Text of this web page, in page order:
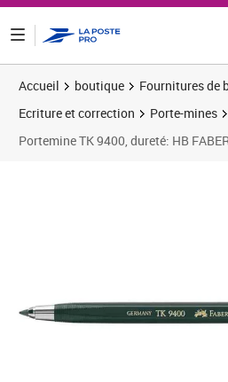
Accueil boutique
Fournitures de
Ecriture et correction
Porte-mines
Portemine TK 9400, dureté: HB